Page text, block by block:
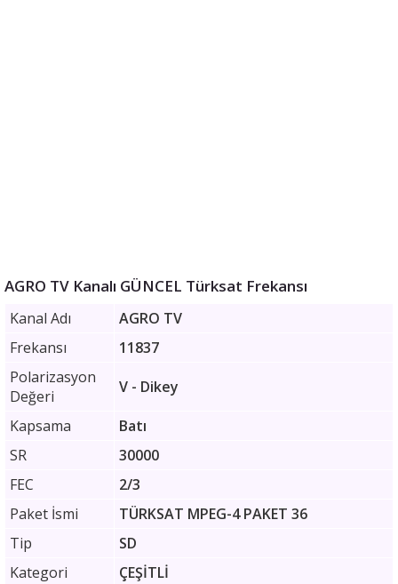
AGRO TV Kanalı GÜNCEL Türksat Frekansı
Kanal Adı
AGRO TV
Frekansı
11837
Polarizasyon
Değeri
V - Dikey
Kapsama
Batı
SR
30000
FEC
2/3
Paket İsmi
TÜRKSAT MPEG-4 PAKET 36
Tip
SD
Kategori
ÇEŞİTLİ